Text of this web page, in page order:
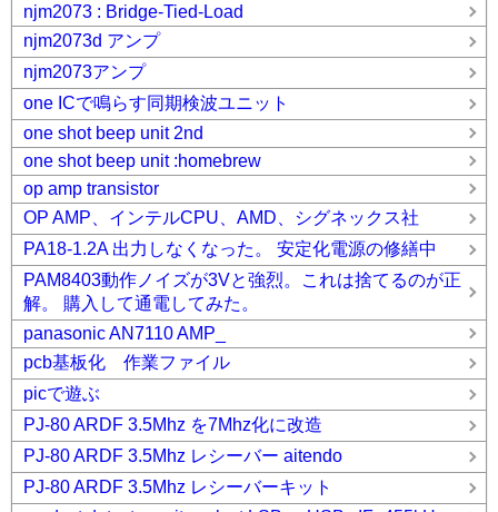
njm2073 : Bridge-Tied-Load
njm2073d アンプ
njm2073アンプ
one ICで鳴らす同期検波ユニット
one shot beep unit 2nd
one shot beep unit :homebrew
op amp transistor
OP AMP、インテルCPU、AMD、シグネックス社
PA18-1.2A 出力しなくなった。 安定化電源の修繕中
PAM8403動作ノイズが3Vと強烈。これは捨てるのが正
解。 購入して通電してみた。
panasonic AN7110 AMP_
pcb基板化 作業ファイル
picで遊ぶ
PJ-80 ARDF 3.5Mhz を7Mhz化に改造
PJ-80 ARDF 3.5Mhz レシーバー aitendo
PJ-80 ARDF 3.5Mhz レシーバーキット